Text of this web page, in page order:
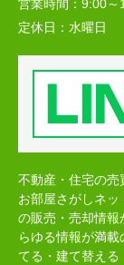
営業時間： 9:00～
定休日： 水曜日
不動産・住宅の売
お部屋さがしネ
の販売・売却情報
らゆる情報が満
てる・建て替え